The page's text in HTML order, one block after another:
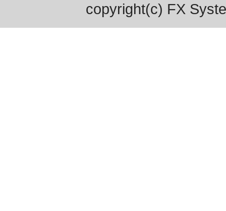
copyright(c) FX